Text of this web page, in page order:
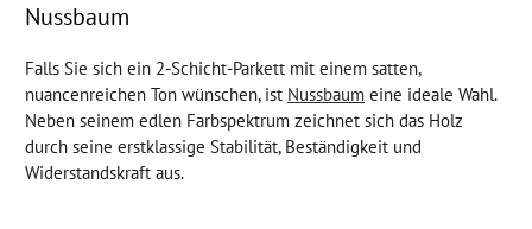
Nussbaum
Falls Sie sich ein 2-Schicht-Parkett mit einem satten,
nuancenreichen Ton wünschen, ist Nussbaum eine ideale Wahl.
Neben seinem edlen Farbspektrum zeichnet sich das Holz
durch seine erstklassige Stabilität, Beständigkeit und
Widerstandskraft aus.